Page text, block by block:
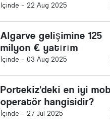
İçinde - 22 Aug 2025
Algarve gelişimine 125
milyon € yatırım
İçinde - 03 Aug 2025
Portekiz'deki en iyi
operatör hangisidir?
İçinde - 27 Jul 2025